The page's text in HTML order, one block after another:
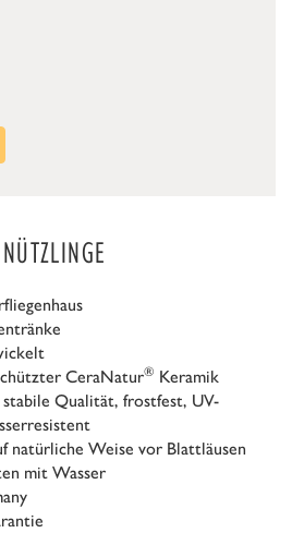
CeraNatur® Keramik
Qualität, frostfest, UV-
natürliche Weise vor Blattläusen
mit Wasser